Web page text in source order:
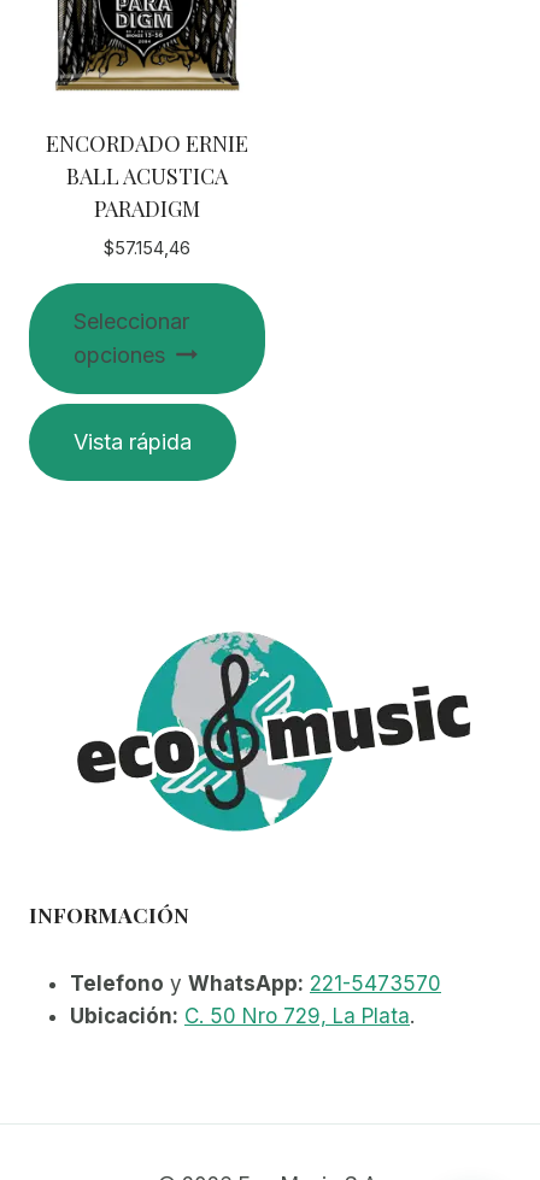
ENCORDADO ERNIE
BALL ACUSTICA
PARADIGM
$57.154,46
Seleccionar
opciones
Este
producto
tiene
Vista rápida
INFORMACIÓN
Telefono y WhatsApp: 221-5473570
Ubicación: C. 50 Nro 729, La Plata.